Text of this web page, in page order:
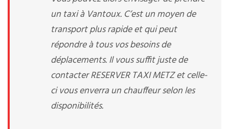
un taxi à Vantoux. C’est un moyen de
transport plus rapide et qui peut
répondre à tous vos besoins de
déplacements. Il vous suffit juste de
contacter RESERVER TAXI METZ et celle-
ci vous enverra un chauffeur selon les
disponibilités.